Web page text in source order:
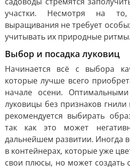
участки. Несмотря на
выращивания не требует
учитывать их природные ритмы.
Выбор и посадка луковиц
Начинается всё с выбора
которые лучше всего
начале осени.
луковицы без признаков
рекомендуется выбирать
так как это может
дальнейшем развитии. Иногда
в контейнерах, которые уже
свои плюсы, но может создать